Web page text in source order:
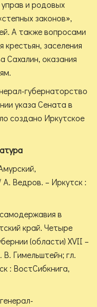
и родовых
законов»,
А также вопросами
крестьян, заселения
Сахалин, оказания
губернаторство
указа Сената в
создано Иркутское
Ведров. – Иркутск :
в
край. Четыре
(области) XVII –
В. Гимельштейн; гл.
: ВостСибкнига,